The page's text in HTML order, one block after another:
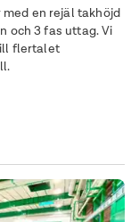
och 3 fas uttag. Vi